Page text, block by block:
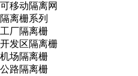
可移动隔离网
隔离栅系列
工厂隔离栅
开发区隔离栅
机场隔离栅
公路隔离栅